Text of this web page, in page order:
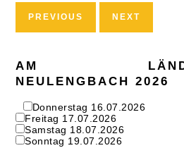
PREVIOUS NEXT
AM LÄNDER-
NEULENGBACH 2026
Donnerstag 16.07.2026
Freitag 17.07.2026
Samstag 18.07.2026
Sonntag 19.07.2026